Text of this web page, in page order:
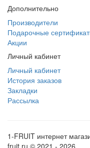
Дополнительно
Производители
Подарочные
Акции
Личный кабинет
Личный кабинет
История заказов
Закладки
Рассылка
1-FRUIT интернет
fruit.ru © 2021 - 2026